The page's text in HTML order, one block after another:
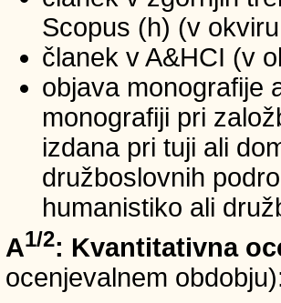
Scopus (h) (v
članek v A&HCI (v
objava monografije
monografiji pri
izdana pri tuji ali
družboslovnih
humanistiko ali
A1/2: Kvantitativna
ocenjevalnem